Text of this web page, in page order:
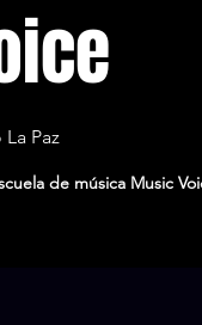
La Paz
de música Music